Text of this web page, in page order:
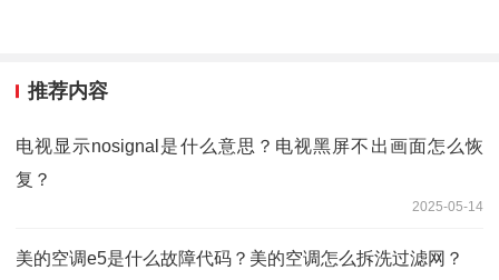
推荐内容
电视显示nosignal是什么意思？电视黑屏不出画面怎么恢
复？
2025-05-14
美的空调e5是什么故障代码？美的空调怎么拆洗过滤网？